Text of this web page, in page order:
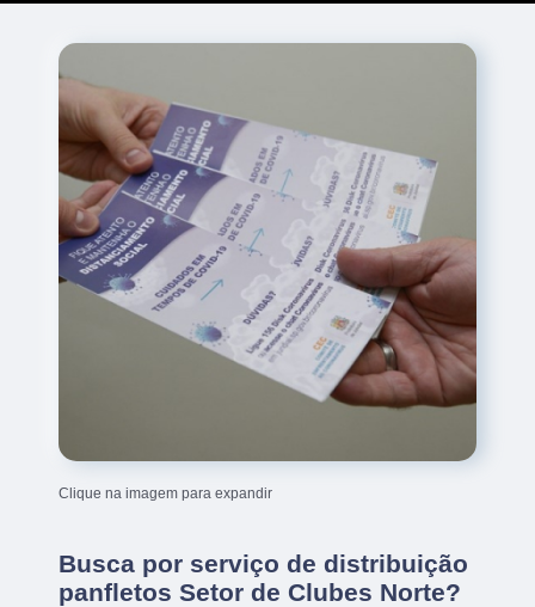
Clique na imagem para expandir
Busca por serviço de distribuição
panfletos Setor de Clubes Norte?